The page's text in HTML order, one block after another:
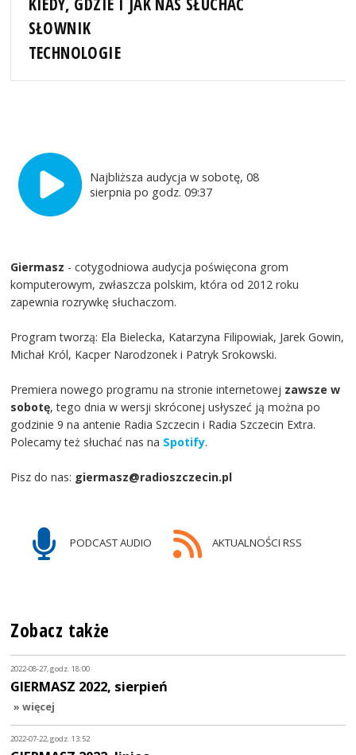
SŁOWNIK
TECHNOLOGIE
Najbliższa audycja w sobotę, 08
sierpnia po godz. 09:37
Giermasz - cotygodniowa audycja poświęcona grom
komputerowym, zwłaszcza polskim, która od 2012 roku
zapewnia rozrywkę słuchaczom.
Program tworzą: Ela Bielecka, Katarzyna Filipowiak, Jarek Gowin,
Michał Król, Kacper Narodzonek i Patryk Srokowski.
Premiera nowego programu na stronie internetowej zawsze w
sobotę, tego dnia w wersji skróconej usłyszeć ją można po
godzinie 9 na antenie Radia Szczecin i Radia Szczecin Extra.
Polecamy też słuchać nas na Spotify.
Pisz do nas: giermasz@radioszczecin.pl
PODCAST AUDIO AKTUALNOŚCI RSS
Zobacz także
2022-08-27, godz. 18:00
GIERMASZ 2022, sierpień
» więcej
2022-07-22, godz. 13:52